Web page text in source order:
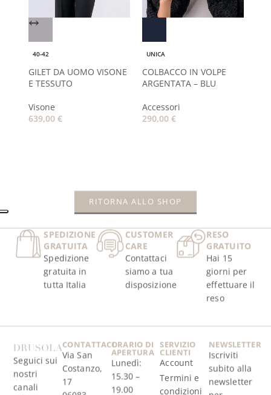
40-42
GILET DA UOMO VISONE
E TESSUTO
Visone
639,00 €
UNICA
COLBACCO IN VOLPE
ARGENTATA – BLU
Accessori
290,00€
RITORNA ALLO SHOP
SPEDIZIONE
GRATUITA
Spedizione
gratuita in
tutta Italia
CUSTOMER
CARE
Contattaci
siamo a tua
disposizione
RESO
GRATUITO
Hai 15
giorni per
effettuare il
reso
Seguici sui
nostri
canali
CONTATTACI
Via San
Costanzo,
17
ORARIO DI
APERTURA
Lunedì:
15.30 –
19.00
SERVIZIO
CLIENTI
Account
Termini e
condizioni
NEWSLETTER
Iscriviti
subito alla
newsletter